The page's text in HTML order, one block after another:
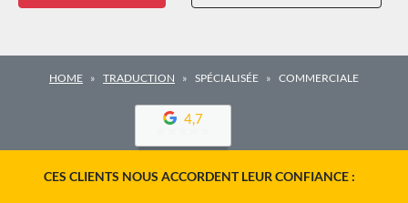
HOME TRADUCTION SPÉCIALISÉE COMMERCIALE
4,7
CES CLIENTS NOUS ACCORDENT LEUR CONFIANCE :